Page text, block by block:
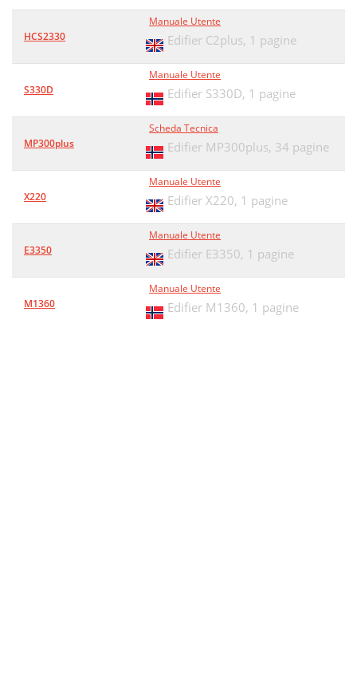
HCS2330
Manuale Utente
Edifier C2plus, 1 pagine
S330D
Manuale Utente
Edifier S330D, 1 pagine
MP300plus
Scheda Tecnica
Edifier MP300plus, 34 pagine
X220
Manuale Utente
Edifier X220, 1 pagine
E3350
Manuale Utente
Edifier E3350, 1 pagine
M1360
Manuale Utente
Edifier M1360, 1 pagine